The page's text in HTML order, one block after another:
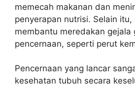
memecah makanan dan
penyerapan nutrisi. Selain
membantu meredakan gejala
pencernaan, seperti perut
Pencernaan yang lancar
kesehatan tubuh secara